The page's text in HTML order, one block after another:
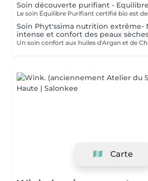
Soin découverte purifiant -
Soin Phyt'ssima nutrition extrême-
intense et confort des peaux
Carte